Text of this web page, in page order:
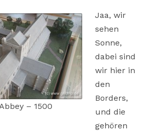
– 1500
Jaa, wir
sehen
Sonne,
dabei sind
wir hier in
den
Borders,
und die
gehören